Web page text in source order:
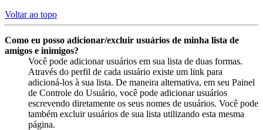
Voltar ao topo
Como eu posso adicionar/excluir usuários de minha lista de
amigos e inimigos?
Você pode adicionar usuários em sua lista de duas formas.
Através do perfil de cada usuário existe um link para
adicioná-los à sua lista. De maneira alternativa, em seu Painel
de Controle do Usuário, você pode adicionar usuários
escrevendo diretamente os seus nomes de usuários. Você pode
também excluir usuários de sua lista utilizando esta mesma
página.